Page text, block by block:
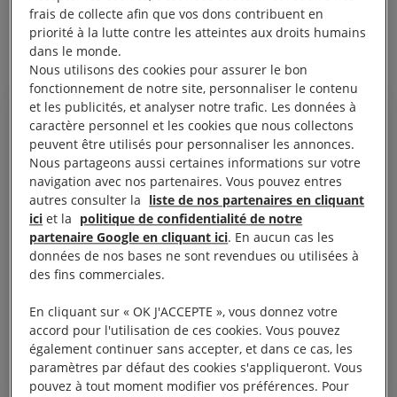
aiguë et une violente tempête de neige, entrave
l’acheminement de l’aide humanitaire.
La communauté internationale
doit immédiatement mobiliser des
ressources afin de soutenir les
efforts de sauvetage et de
réhabilitation dans le nord de la
Aya Majzoub, directrice régionale adjointe pour le Moyen-Orient
et l’Afrique du Nord à Amnesty International
frais de collecte afin que vos dons contribuent en
priorité à la lutte contre les atteintes aux droits humains
dans le monde.
Nous utilisons des cookies pour assurer le bon
fonctionnement de notre site, personnaliser le contenu
et les publicités, et analyser notre trafic. Les données à
caractère personnel et les cookies que nous collectons
peuvent être utilisés pour personnaliser les annonces.
Nous partageons aussi certaines informations sur votre
navigation avec nos partenaires. Vous pouvez entres
autres consulter la liste de nos partenaires en cliquant
ici et la politique de confidentialité de notre
partenaire Google en cliquant ici. En aucun cas les
données de nos bases ne sont revendues ou utilisées à
des fins commerciales.
En cliquant sur « OK J'ACCEPTE », vous donnez votre
accord pour l'utilisation de ces cookies. Vous pouvez
également continuer sans accepter, et dans ce cas, les
paramètres par défaut des cookies s'appliqueront. Vous
pouvez à tout moment modifier vos préférences. Pour